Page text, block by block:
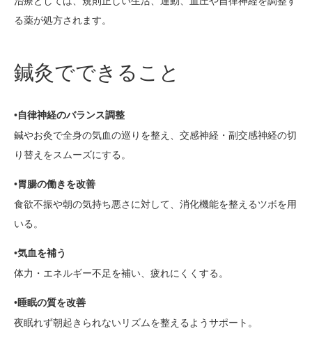
る薬が処方されます。
鍼灸でできること
•自律神経のバランス調整
鍼やお灸で全身の気血の巡りを整え、交感神経・副交感神経の切
り替えをスムーズにする。
•胃腸の働きを改善
食欲不振や朝の気持ち悪さに対して、消化機能を整えるツボを用
いる。
•気血を補う
体力・エネルギー不足を補い、疲れにくくする。
•睡眠の質を改善
夜眠れず朝起きられないリズムを整えるようサポート。